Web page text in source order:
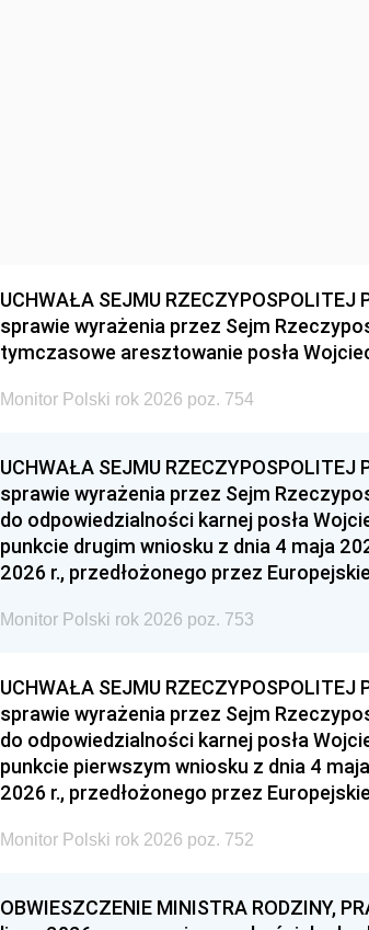
UCHWAŁA SEJMU
sprawie wyrażenia przez Sejm
tymczasowe aresztowanie posła
Monitor Polski rok 2026 poz. 754
UCHWAŁA SEJMU
sprawie wyrażenia przez Sejm
do odpowiedzialności karnej posła
punkcie drugim wniosku z dnia 4 maja
2026 r., przedłożonego przez
Monitor Polski rok 2026 poz. 753
UCHWAŁA SEJMU
sprawie wyrażenia przez Sejm
do odpowiedzialności karnej posła
punkcie pierwszym wniosku z dnia 4
2026 r., przedłożonego przez
Monitor Polski rok 2026 poz. 752
OBWIESZCZENIE MINISTRA RODZINY,